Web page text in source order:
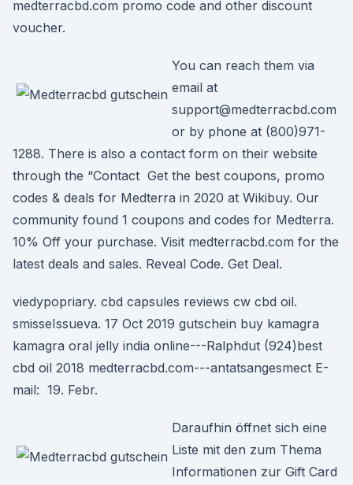
medterracbd.com promo code and other discount
voucher.
You can reach them via
email at
support@medterracbd.com
or by phone at (800)971-
1288. There is also a contact form on their website
through the “Contact Get the best coupons, promo
codes & deals for Medterra in 2020 at Wikibuy. Our
community found 1 coupons and codes for Medterra.
10% Off your purchase. Visit medterracbd.com for the
latest deals and sales. Reveal Code. Get Deal.
viedypopriary. cbd capsules reviews cw cbd oil.
smisseIssueva. 17 Oct 2019 gutschein buy kamagra
kamagra oral jelly india online---Ralphdut (924)best
cbd oil 2018 medterracbd.com---antatsangesmect E-
mail: 19. Febr.
Daraufhin öffnet sich eine
Liste mit den zum Thema
Informationen zur Gift Card